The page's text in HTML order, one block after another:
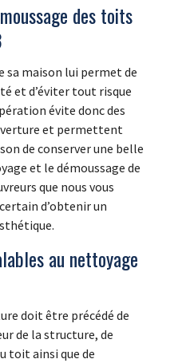
des toits
sa maison lui permet de
et d’éviter tout risque
évite donc des
et permettent
de conserver une belle
et le démoussage de
que nous vous
d’obtenir un
au nettoyage
doit être précédé de
de la structure, de
toit ainsi que de